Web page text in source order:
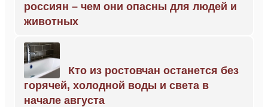
россиян – чем они опасны для людей и
животных
Кто из ростовчан останется без
горячей, холодной воды и света в
начале августа